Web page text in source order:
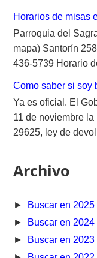
Horarios de misas
Parroquia del
mapa) Santorín
436-5739 Horario
Como saber si soy
Ya es oficial. El
11 de noviembre
29625, ley de
Archivo
► Buscar en 2025
► Buscar en 2024
► Buscar en 2023